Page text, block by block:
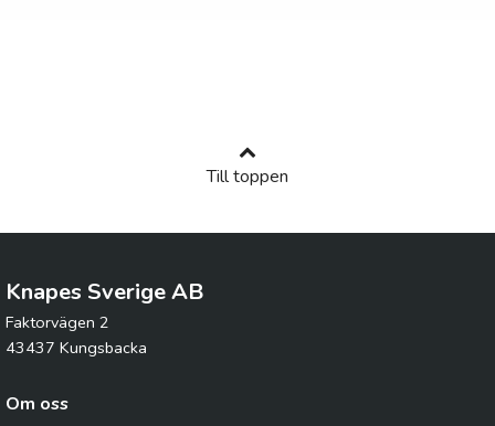
Till toppen
Knapes Sverige AB
Faktorvägen 2
43437 Kungsbacka
Om oss